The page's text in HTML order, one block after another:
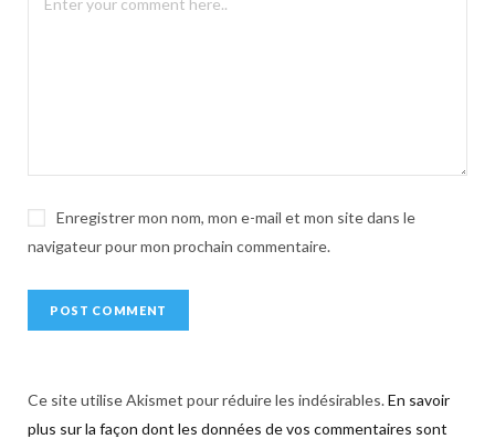
Enregistrer mon nom, mon e-mail et mon site dans le
navigateur pour mon prochain commentaire.
Ce site utilise Akismet pour réduire les indésirables.En savoir
plus sur la façon dont les données de vos commentaires sont